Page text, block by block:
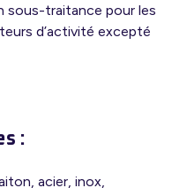
sous-traitance pour les
d’activité excepté
:
acier, inox,